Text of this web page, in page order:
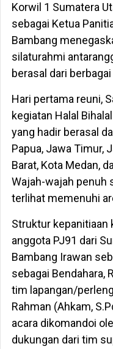
Korwil 1 Sumatera
sebagai Ketua
Bambang
silaturahmi
berasal dari
Hari pertama reuni,
kegiatan Halal
yang hadir berasal
Papua, Jawa Timur,
Barat, Kota Medan,
Wajah-wajah penuh
terlihat memenuhi
Struktur kepanitiaan
anggota PJ91 dari
Bambang Irawan
sebagai Bendahara,
tim lapangan/
Rahman (Ahkam,
acara dikomandoi
dukungan dari tim